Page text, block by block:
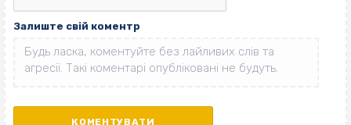
Залиште свій коментр